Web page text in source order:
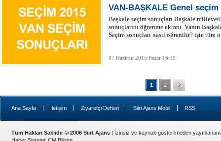
VAN-BAŞKALE Genel seçim
Başkale seçim sonuçları.Başkale
sonuçlarını öğrenme ekranı. Vanın
Seçim sonuçları nasıl öğrenilir? işte tüm
07 Haziran 2015 Pazar 16:39
1 2
Ana Sayfa İletişim Ziyaretçi Defteri Siirt Ajans Mobil RSS
Tüm Hakları Saklıdır © 2006 Siirt Ajans | İzinsiz ve kaynak gösterilmeden